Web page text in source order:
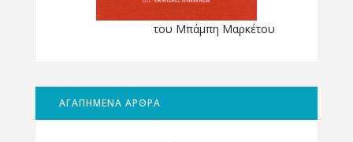
του Μπάμπη Μαρκέτου
ΑΓΑΠΗΜΕΝΑ ΑΡΘΡΑ